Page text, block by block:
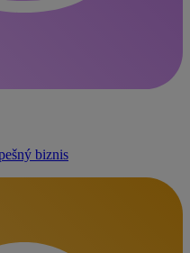
biznis